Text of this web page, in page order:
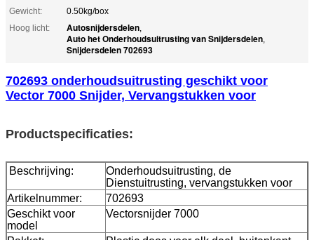
Gewicht:
0.50kg/box
Hoog licht:
Autosnijdersdelen,
Auto het Onderhoudsuitrusting van Snijdersdelen,
Snijdersdelen 702693
702693 onderhoudsuitrusting geschikt voor
Vector 7000 Snijder, Vervangstukken voor
Productspecificaties:
Beschrijving:
Onderhoudsuitrusting, de
Dienstuitrusting, vervangstukken voor
Artikelnummer:
702693
Geschikt voor
model
Vectorsnijder 7000